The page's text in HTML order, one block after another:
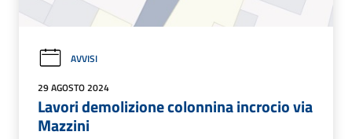
AVVISI
29 AGOSTO 2024
Lavori demolizione colonnina incrocio via
Mazzini